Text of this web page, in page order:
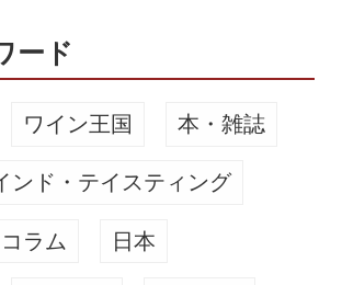
ード
ワイン王国 本・雑誌
ンド・テイスティング
コラム 日本